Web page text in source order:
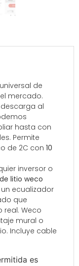
universal de
mercado.
al
hasta con
Permite
de 2C con 10
inversor o
litio weco
ecualizador
que
Weco
mural o
Incluye cable
es